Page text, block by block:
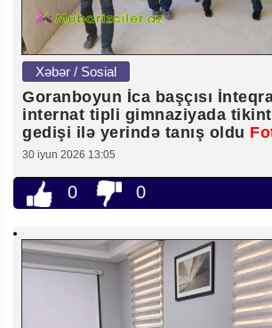
Xəbər / Sosial
Goranboyun İca başçısı
internat tipli gimnaziyada
gedişi ilə yerində tanış oldu
30 iyun 2026 13:05
0 0